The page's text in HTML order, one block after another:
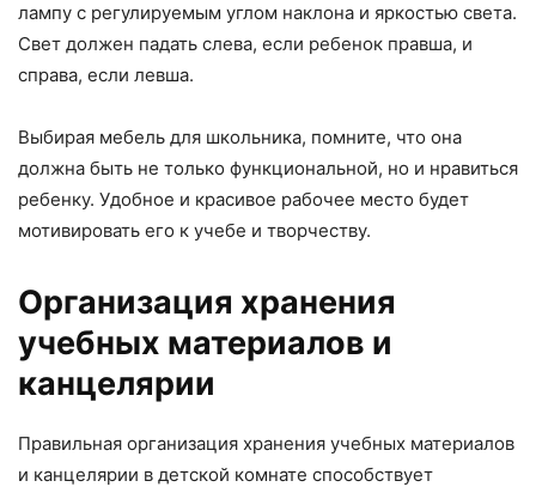
лампу с регулируемым углом наклона и яркостью света.
Свет должен падать слева, если ребенок правша, и
справа, если левша.
Выбирая мебель для школьника, помните, что она
должна быть не только функциональной, но и нравиться
ребенку. Удобное и красивое рабочее место будет
мотивировать его к учебе и творчеству.
Организация хранения
учебных материалов и
канцелярии
Правильная организация хранения учебных материалов
и канцелярии в детской комнате способствует